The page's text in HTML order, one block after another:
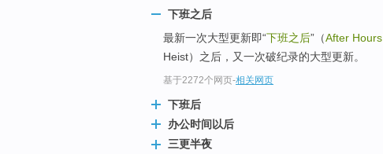
下班之后
最新一次大型更新即“下班之后”（After Hours
Heist）之后，又一次破纪录的大型更新。
基于2272个网页-相关网页
下班后
办公时间以后
三更半夜